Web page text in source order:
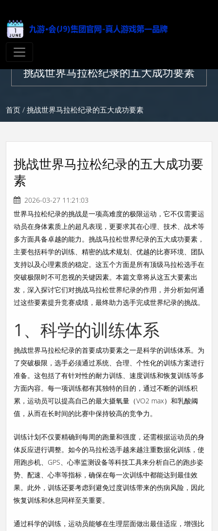
挑战世界马拉松纪录的五大成功要素
首页 / 挑战世界马拉松纪录的五大成功要素
挑战世界马拉松纪录的五大成功要
素
2026-03-27 11:21:03
世界马拉松纪录的挑战是一项高难度的极限运动，它不仅需要运
动员在身体素质上的超凡表现，更要求其在心理、技术、战术等
多方面具备卓越的能力。挑战马拉松世界纪录的五大成功要素，
主要包括科学的训练、精密的战术规划、优越的比赛环境、团队
支持以及心理素质的稳定。这五个方面是所有顶级马拉松选手在
突破极限时不可忽视的关键因素。本篇文章将从这五大要素出
发，深入探讨它们对挑战马拉松世界纪录的作用，并分析如何通
过这些要素提升竞赛成绩，最终助力选手完成世界纪录的挑战。
1、科学的训练体系
挑战世界马拉松纪录的首要成功要素之一是科学的训练体系。为
了突破极限，选手必须通过系统、合理、个性化的训练方案进行
准备。这包括了有针对性的耐力训练、速度训练和恢复训练等多
方面内容。每一项训练都有其独特的目的，通过不断的训练积
累，运动员可以提高自己的最大摄氧量（VO2 max）和乳酸阈
值，从而在长时间的比赛中保持较高的竞争力。
训练计划不仅要精确到每周的跑量和强度，还需根据运动员的身
体反应进行调整。如今的马拉松选手越来越注重数据化训练，使
用跑步机、GPS、心率监测设备等科技工具来分析自己的跑步姿
势、配速、心率等指标，确保在每一次训练中都能达到最佳效
果。此外，训练还要考虑到避免过度训练带来的伤病风险，因此
恢复训练和休息同样至关重要。
通过科学的训练，运动员能够在生理层面做出最佳适应，增强比